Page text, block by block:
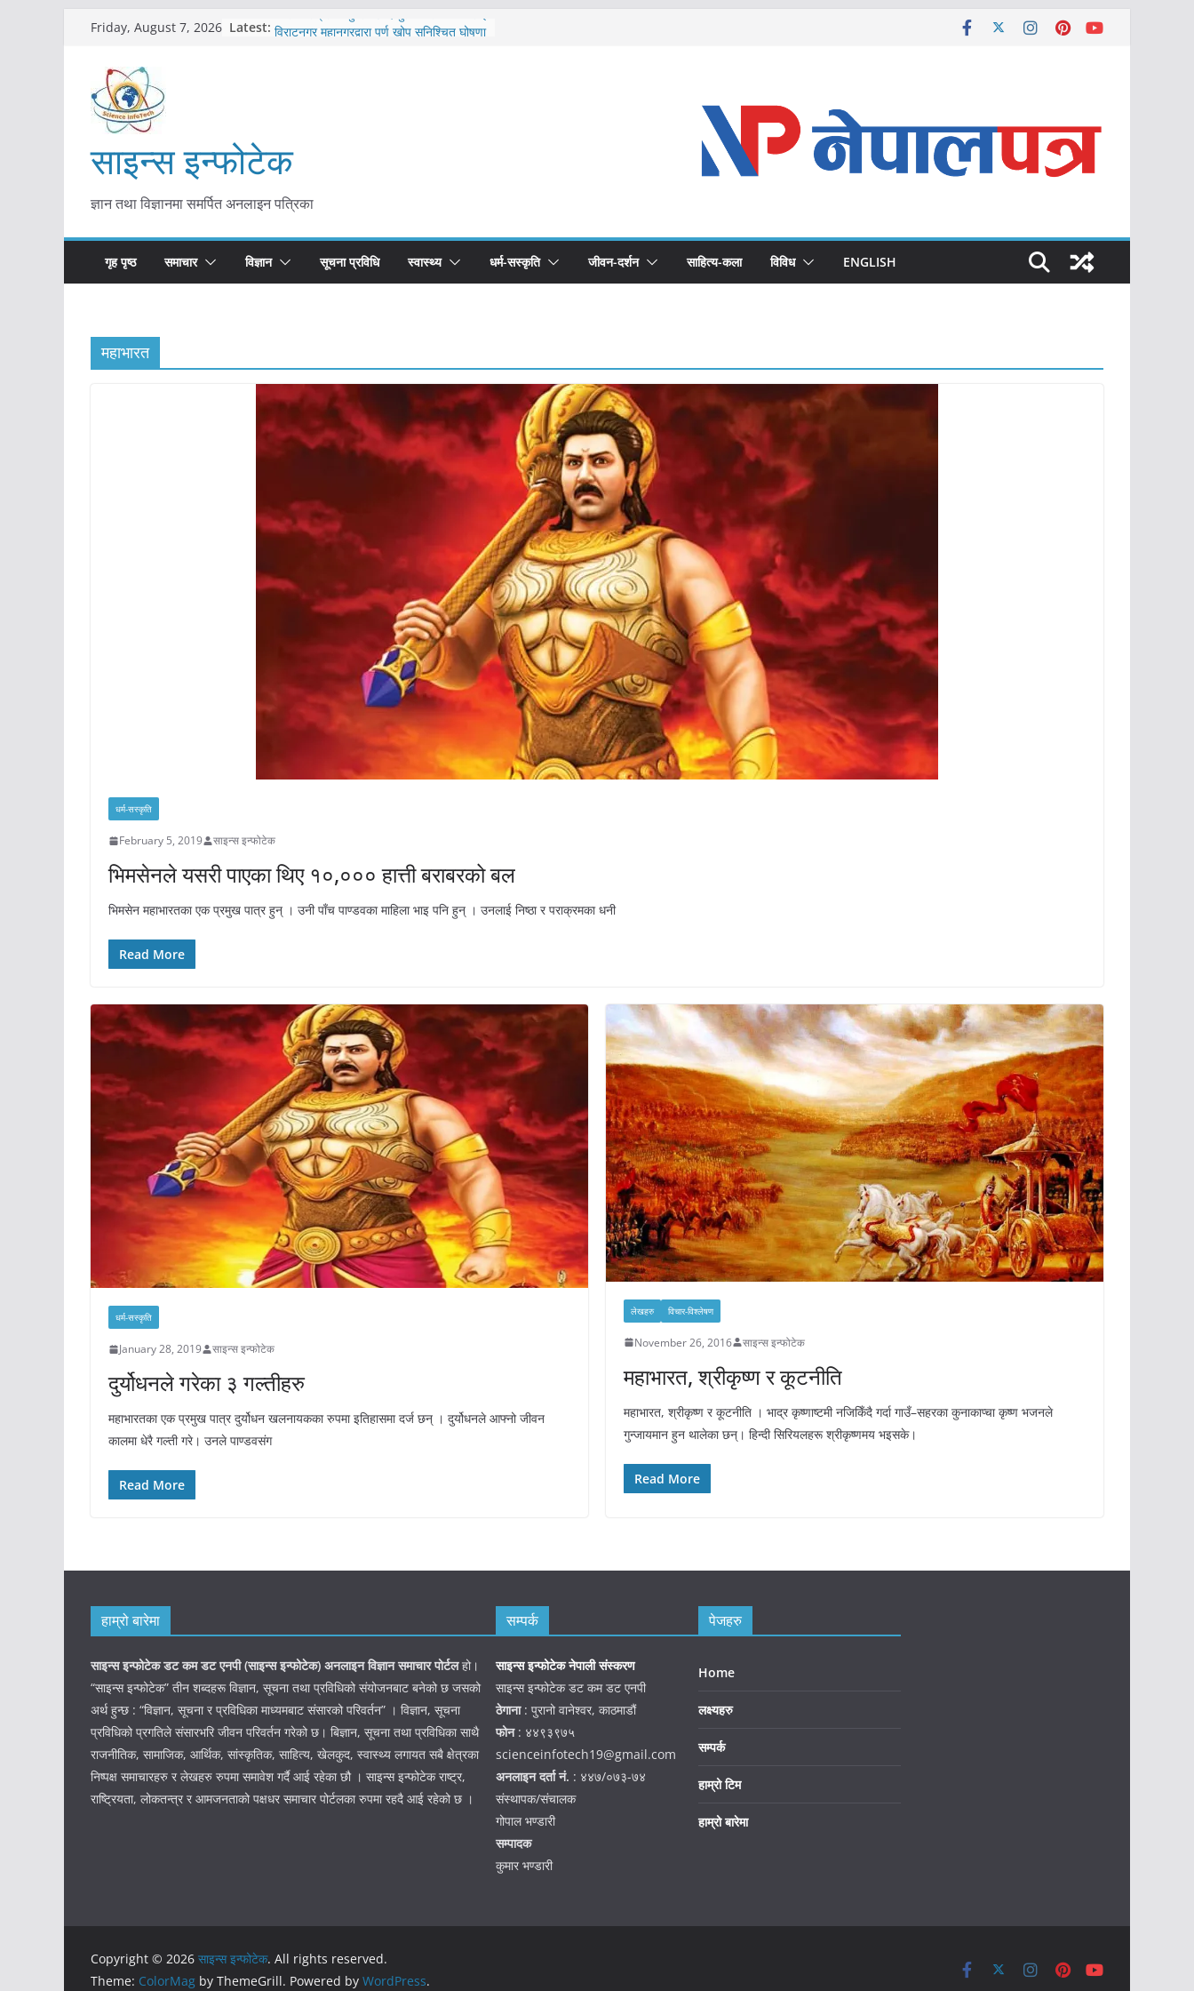
content
Friday, August 7, 2026 Latest: कोरोना संक्रमण पुष्टिपछि दार्चुलाका सीमामा कडाइ
काभ्रेपलाञ्चोकमा आयुर्वेद स्वास्थ्योपचारतर्फ
आकर्षण बढ्दै
साइन्स इन्फोटेक
ज्ञान तथा विज्ञानमा समर्पित अनलाइन पत्रिका
गृह पृष्ठ समाचार विज्ञान सूचना प्रविधि स्वास्थ्य धर्म-सस्कृति जीवन-दर्शन साहित्य-कला विविध ENGLISH
महाभारत
धर्म-सस्कृति
February 5, 2019 साइन्स इन्फोटेक
भिमसेनले यसरी पाएका थिए १०,००० हात्ती बराबरको बल
भिमसेन महाभारतका एक प्रमुख पात्र हुन् । उनी पाँच पाण्डवका माहिला भाइ पनि हुन् । उनलाई निष्ठा र पराक्रमका धनी
Read More
धर्म-सस्कृति
January 28, 2019 साइन्स इन्फोटेक
दुर्योधनले गरेका ३ गल्तीहरु
महाभारतका एक प्रमुख पात्र दुर्योधन खलनायकका रुपमा इतिहासमा दर्ज छन् । दुर्योधनले आफ्नो जीवन
कालमा धेरै गल्ती गरे। उनले पाण्डवसंग
Read More
लेखहरु विचार-विश्‍लेषण
November 26, 2016 साइन्स इन्फोटेक
महाभारत, श्रीकृष्ण र कूटनीति
महाभारत, श्रीकृष्ण र कूटनीति । भाद्र कृष्णाष्टमी नजिकिँदै गर्दा गाउँ–सहरका कुनाकाप्चा कृष्ण भजनले
गुन्जायमान हुन थालेका छन्। हिन्दी सिरियलहरू श्रीकृष्णमय भइसके।
Read More
हाम्रो बारेमा
साइन्स इन्फोटेक डट कम डट एनपी (साइन्सइन्फोटेक) अनलाइन विज्ञान समाचार पोर्टलहो।
“साइन्स इन्फोटेक” तीन शब्दहरू विज्ञान, सूचना तथा प्रविधिको संयोजनबाट बनेको छ जसको
अर्थ हुन्छ : “विज्ञान, सूचना र प्रविधिका माध्यमबाट संसारको परिवर्तन” । विज्ञान, सूचना
प्रविधिको प्रगतिले संसारभरि जीवन परिवर्तन गरेको छ। बिज्ञान, सूचना तथा प्रविधिका साथै
राजनीतिक, सामाजिक, आर्थिक, सांस्कृतिक, साहित्य, खेलकुद, स्वास्थ्य लगायत सबै क्षेत्रका
निष्पक्ष समाचारहरु र लेखहरु रुपमा समावेश गर्दै आई रहेका छौ । साइन्स इन्फोटेक राष्ट्र,
राष्ट्रियता, लोकतन्त्र र आमजनताको पक्षधर समाचार पोर्टलका रुपमा रहदै आई रहेको छ ।
सम्पर्क
साइन्स इन्फोटेक नेपाली संस्करण
साइन्स इन्फोटेक डट कम डट एनपी
ठेगाना: पुरानो वानेश्वर, काठमाडौं
फोन: ४४९३९७५
scienceinfotech19@gmail.com
अनलाइन दर्ता नं. : ४४७/०७३-७४
संस्थापक/संचालक
गोपाल भण्डारी
सम्पादक
कुमार भण्डारी
पेजहरु
Home
लक्ष्यहरु
सम्पर्क
हाम्रो टिम
हाम्रो बारेमा
Copyright © 2026 साइन्स इन्फोटेक. All rights reserved.
Theme: ColorMag by ThemeGrill. Powered by WordPress.